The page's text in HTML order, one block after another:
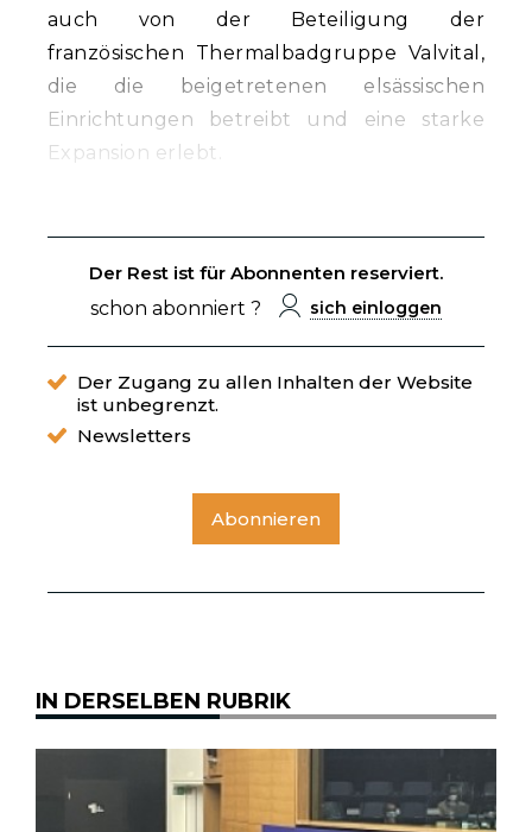
auch von der Beteiligung der
französischen Thermalbadgruppe Valvital,
die die beigetretenen elsässischen
Einrichtungen betreibt und eine starke
Expansion erlebt.
Der Rest ist für Abonnenten reserviert.
schon abonniert ?
sich einloggen
Der Zugang zu allen Inhalten der Website
ist unbegrenzt.
Newsletters
Abonnieren
IN DERSELBEN RUBRIK